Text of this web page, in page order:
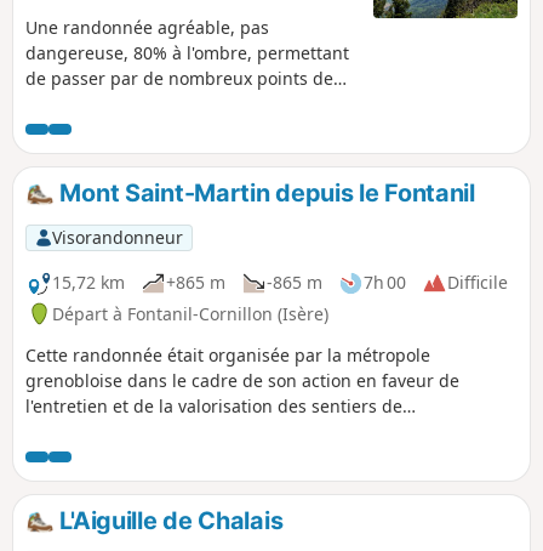
Une randonnée agréable, pas
dangereuse, 80% à l'ombre, permettant
de passer par de nombreux points de
la vallée de Grenoble-Voiron), et au
sommet de la Buffe (vue à 360°) ainsi
qu'en différents points le long du
chemin. Edition du 27/05/2022 :- ajout
d'une boucle autour de la Sure.- ajout
de la position du trou de guêpe.
Mont Saint-Martin depuis le Fontanil
Visorandonneur
15,72 km
+865 m -865 m 7h 00
Difficile
Départ à Fontanil-Cornillon (Isère)
Cette randonnée était organisée par la métropole
grenobloise dans le cadre de son action en faveur de
l'entretien et de la valorisation des sentiers de
L'itinéraire décrit permet de découvrir les contreforts du
massif de la Chartreuse ainsi qu'une très belle forêt et le
petit village de Mont-Saint-Martin.
L'Aiguille de Chalais